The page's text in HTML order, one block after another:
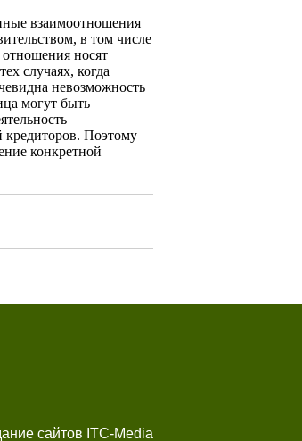
взаимоотношения
в том числе
носят
случаях, когда
невозможность
мо­гут быть
кредиторов. Поэтому
конкрет­ной
сайтов ITC-Media